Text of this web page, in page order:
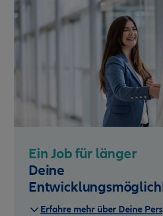
Ein Job für länger
Deine
Erfahre mehr über Deine